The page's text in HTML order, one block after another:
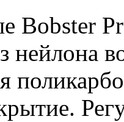
Bobster
нейлона